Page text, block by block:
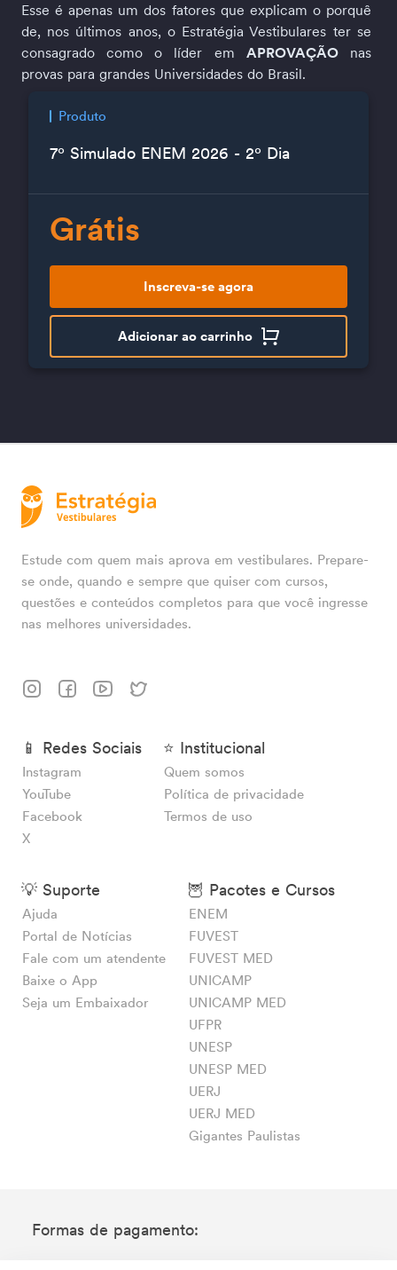
Esse é apenas um dos fatores que explicam o porquê
de, nos últimos anos, o Estratégia Vestibulares ter se
consagrado como o líder em APROVAÇÃO nas
provas para grandes Universidades do Brasil.
Produto
7º Simulado ENEM 2026 - 2º Dia
Grátis
Inscreva-se agora
Adicionar ao carrinho
Estude com quem mais aprova em vestibulares. Prepare-
se onde, quando e sempre que quiser com cursos,
questões e conteúdos completos para que você ingresse
nas melhores universidades.
📱 Redes Sociais
Instagram
YouTube
Facebook
X
⭐ Institucional
Quem somos
Política de privacidade
Termos de uso
💡 Suporte
Ajuda
Portal de Notícias
Fale com um atendente
Baixe o App
Seja um Embaixador
🦉 Pacotes e Cursos
ENEM
FUVEST
FUVEST MED
UNICAMP
UNICAMP MED
UFPR
UNESP
UNESP MED
UERJ
UERJ MED
Gigantes Paulistas
Formas de pagamento: